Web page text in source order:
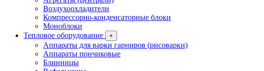
Воздухоохладители
Компрессорно-конденсаторные блоки
Моноблоки
Тепловое оборудование
+
Аппараты для варки гарниров (рисоварки)
Аппараты пончиковые
Блинницы